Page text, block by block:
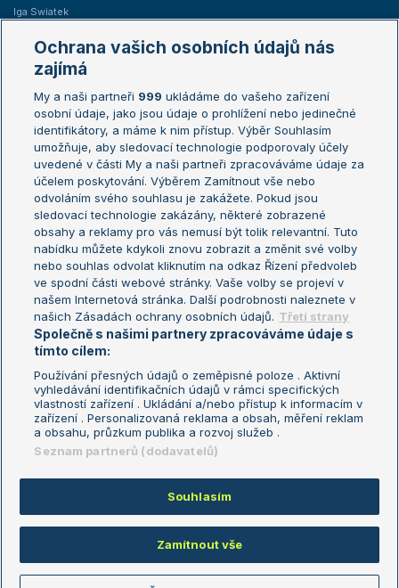
Iga Swiatek
Žebříčky
Žebříček ATP (muži)
Žebříček WTA (ženy)
Sázkařský žebříček
Australian Open
French Open
Wimbledon
US Open
Turnaj mistrů
Turnaj mistryň
Aktualní trendy
Fotbalové přestupy
Livesport Daily
LS Prague Open
Podmínky užití
Nastavení soukromí
GDPR a žurnalistika
Reklama
Kontakt
Informace o zpracování osobních
údajů
Copyright © 2008-2026 TenisPortal.cz. Využíváme zpravodajství ČTK.
Ochrana vašich osobních údajů nás
zajímá
My a naši partneři 999 ukládáme do vašeho zařízení
osobní údaje, jako jsou údaje o prohlížení nebo jedinečné
identifikátory, a máme k nim přístup. Výběr Souhlasím
umožňuje, aby sledovací technologie podporovaly účely
uvedené v části My a naši partneři zpracováváme údaje za
účelem poskytování. Výběrem Zamítnout vše nebo
odvoláním svého souhlasu je zakážete. Pokud jsou
sledovací technologie zakázány, některé zobrazené
obsahy a reklamy pro vás nemusí být tolik relevantní. Tuto
nabídku můžete kdykoli znovu zobrazit a změnit své volby
nebo souhlas odvolat kliknutím na odkaz Řízení předvoleb
ve spodní části webové stránky. Vaše volby se projeví v
našem Internetová stránka. Další podrobnosti naleznete v
našich Zásadách ochrany osobních údajů. Třetí strany
Společně s našimi partnery zpracováváme údaje s
tímto cílem:
Používání přesných údajů o zeměpisné poloze . Aktivní
vyhledávání identifikačních údajů v rámci specifických
vlastností zařízení . Ukládání a/nebo přístup k informacím v
zařízení . Personalizovaná reklama a obsah, měření reklam
a obsahu, průzkum publika a rozvoj služeb .
Seznam partnerů (dodavatelů)
Souhlasím
Zamítnout vše